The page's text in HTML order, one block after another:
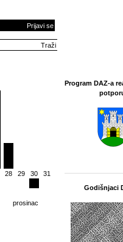
Prijavi se
28 29 30 31
prosinac
Program DAZ-a
Godišnjaci